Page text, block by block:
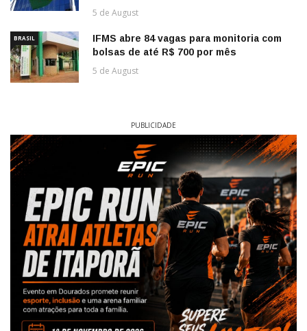
5 de August
BRASIL
IFMS abre 84 vagas para monitoria com
bolsas de até R$ 700 por mês
5 de August
PUBLICIDADE